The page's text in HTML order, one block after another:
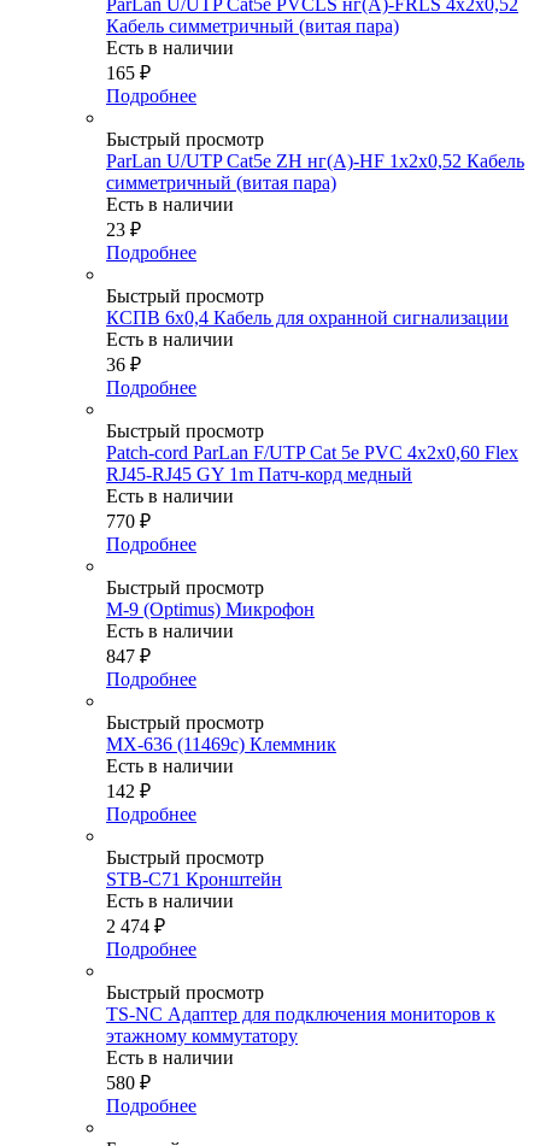
ParLan U/UTP Cat5e PVCLS нг(А)-FRLS 4х2x0,52
Кабель симметричный (витая пара)
Есть в наличии
165 ₽
Подробнее
Быстрый просмотр
ParLan U/UTP Cat5e ZH нг(А)-HF 1х2х0,52 Кабель
симметричный (витая пара)
Есть в наличии
23 ₽
Подробнее
Быстрый просмотр
КСПВ 6х0,4 Кабель для охранной сигнализации
Есть в наличии
36 ₽
Подробнее
Быстрый просмотр
Patch-cord ParLan F/UTP Cat 5e PVC 4х2х0,60 Flex
RJ45-RJ45 GY 1m Патч-корд медный
Есть в наличии
770 ₽
Подробнее
Быстрый просмотр
M-9 (Optimus) Микрофон
Есть в наличии
847 ₽
Подробнее
Быстрый просмотр
MX-636 (11469c) Клеммник
Есть в наличии
142 ₽
Подробнее
Быстрый просмотр
STB-C71 Кронштейн
Есть в наличии
2 474 ₽
Подробнее
Быстрый просмотр
TS-NC Адаптер для подключения мониторов к
этажному коммутатору
Есть в наличии
580 ₽
Подробнее